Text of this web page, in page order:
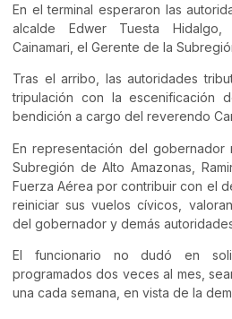
En el terminal esperaron las
alcalde Edwer Tuesta Hidalgo,
Cainamari, el Gerente de la
Tras el arribo, las autoridades
tripulación con la escenificación
bendición a cargo del reverendo
En representación del
Subregión de Alto Amazonas,
Fuerza Aérea por contribuir con el
reiniciar sus vuelos cívicos,
del gobernador y demás
El funcionario no dudó en
programados dos veces al mes,
una cada semana, en vista de la